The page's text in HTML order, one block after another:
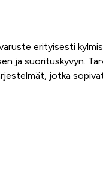
erityisesti
ja suorituskyvyn.
jotka sopivat
polttoainetta ja aikaa,